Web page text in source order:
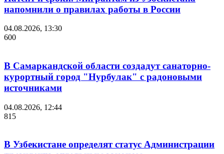
напомнили о правилах работы в России
04.08.2026, 13:30
600
В Самаркандской области создадут санаторно-
курортный город "Нурбулак" с радоновыми
источниками
04.08.2026, 12:44
815
В Узбекистане определят статус Администрации